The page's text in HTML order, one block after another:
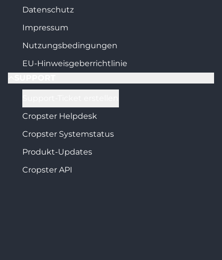
Datenschutz
Impressum
Nutzungsbedingungen
EU-Hinweisgeberrichtlinie
Cropster Helpdesk
Cropster Systemstatus
Produkt-Updates
Cropster API